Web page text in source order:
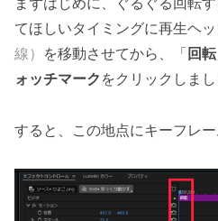
てほしいタイミングに再生ヘッ
線） を移動させてから、「回転
ォッチマーク をクリックしまし
すると、この地点にキーフレー